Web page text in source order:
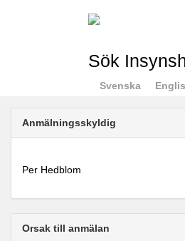
Sök
Svenska
Anmälningsskyldig
Per Hedblom
Orsak till anmälan